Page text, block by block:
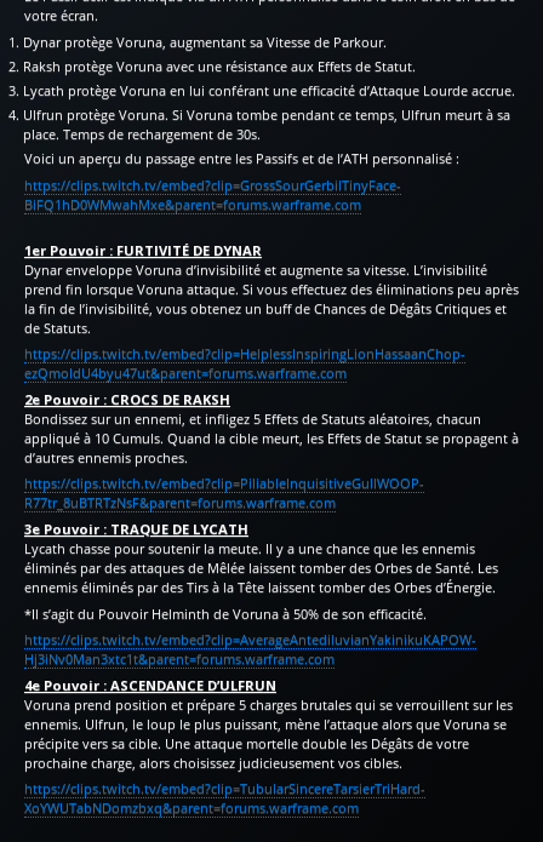
votre écran.
Dynar protège Voruna, augmentant sa Vitesse de Parkour.
Raksh protège Voruna avec une résistance aux Effets de Statut.
Lycath protège Voruna en lui conférant une efficacité d’Attaque Lourde accrue.
Ulfrun protège Voruna. Si Voruna tombe pendant ce temps, Ulfrun meurt à sa
place. Temps de rechargement de 30s.
Voici un aperçu du passage entre les Passifs et de l’ATH personnalisé :
https://clips.twitch.tv/embed?clip=GrossSourGerbilTinyFace-
BiFQ1hD0WMwahMxe&parent=forums.warframe.com
1er Pouvoir : FURTIVITÉ DE DYNAR
Dynar enveloppe Voruna d’invisibilité et augmente sa vitesse. L’invisibilité
prend fin lorsque Voruna attaque. Si vous effectuez des éliminations peu après
la fin de l’invisibilité, vous obtenez un buff de Chances de Dégâts Critiques et
de Statuts.
https://clips.twitch.tv/embed?clip=HelplessInspiringLionHassaanChop-
ezQmoIdU4byu47ut&parent=forums.warframe.com
2e Pouvoir : CROCS DE RAKSH
Bondissez sur un ennemi, et infligez 5 Effets de Statuts aléatoires, chacun
appliqué à 10 Cumuls. Quand la cible meurt, les Effets de Statut se propagent à
d’autres ennemis proches.
https://clips.twitch.tv/embed?clip=PiliableInquisitiveGullWOOP-
R77tr_8uBTRTzNsF&parent=forums.warframe.com
3e Pouvoir : TRAQUE DE LYCATH
Lycath chasse pour soutenir la meute. Il y a une chance que les ennemis
éliminés par des attaques de Mêlée laissent tomber des Orbes de Santé. Les
ennemis éliminés par des Tirs à la Tête laissent tomber des Orbes d’Énergie.
*Il s’agit du Pouvoir Helminth de Voruna à 50% de son efficacité.
https://clips.twitch.tv/embed?clip=AverageAntediluvianYakinikuKAPOW-
Hj3iNv0Man3xtc1t&parent=forums.warframe.com
4e Pouvoir : ASCENDANCE D’ULFRUN
Voruna prend position et prépare 5 charges brutales qui se verrouillent sur les
ennemis. Ulfrun, le loup le plus puissant, mène l’attaque alors que Voruna se
précipite vers sa cible. Une attaque mortelle double les Dégâts de votre
prochaine charge, alors choisissez judicieusement vos cibles.
https://clips.twitch.tv/embed?clip=TubularSincereTarsierTriHard-
XoYWUTabNDomzbxq&parent=forums.warframe.com